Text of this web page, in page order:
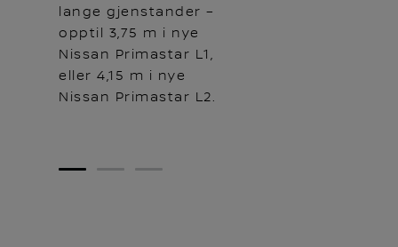
lange gjenstander –
opptil 3,75 m i nye
Nissan Primastar L1,
eller 4,15 m i nye
Nissan Primastar L2.
1 2 3